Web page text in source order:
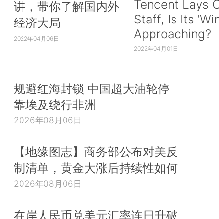
讲，带你了解国内外
经济大局
2022年04月06日
Tencent Lays
Staff, Is Its
Approaching?
2022年04月01日
规避红海封锁 中国超大油轮停
靠埃及绕行非洲
2026年08月06日
【地缘图志】商务部公布对美反
制清单，黄金大涨后持续性如何
2026年08月06日
在岸人民币兑美元汇率连日升破